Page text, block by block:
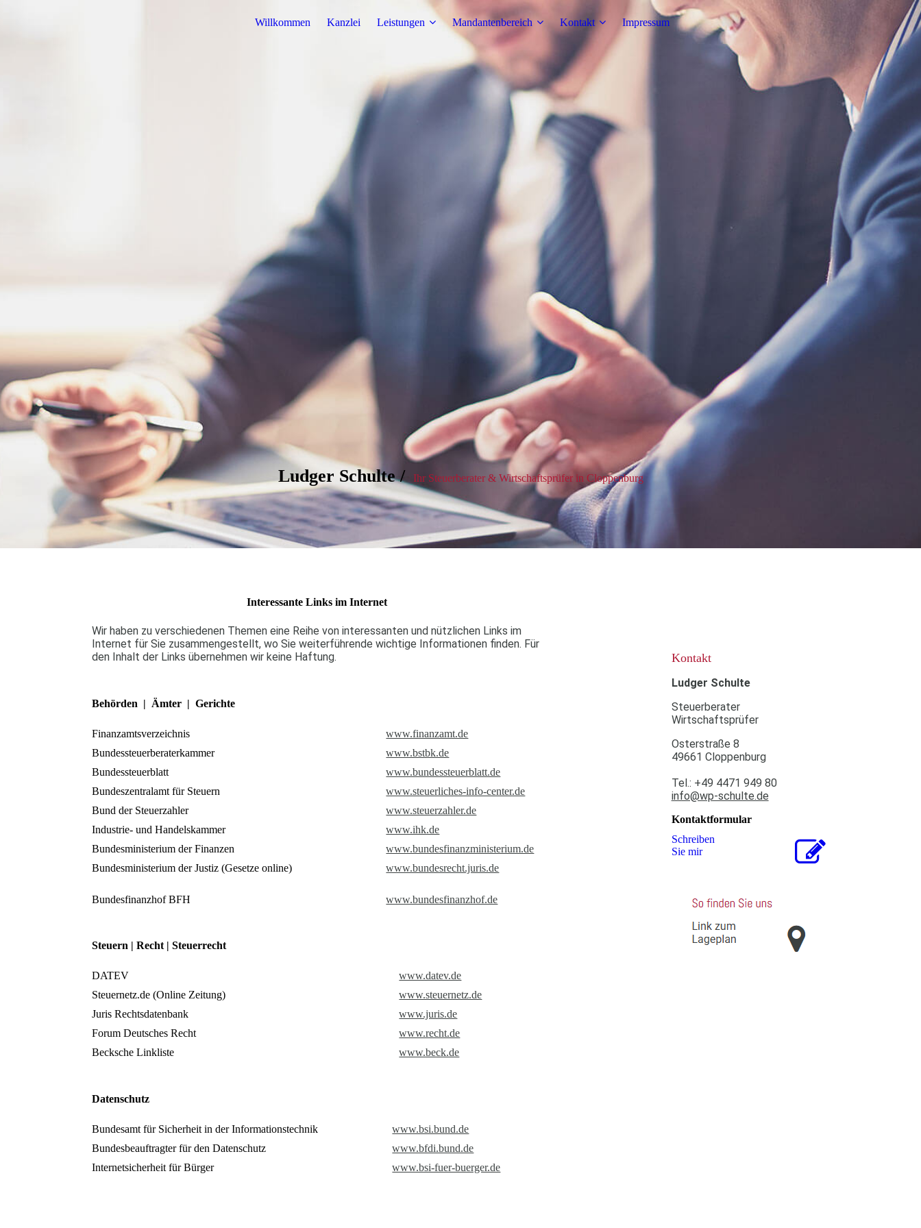
Willkommen Kanzlei Leistungen Mandantenbereich Kontakt Impressum
Ludger Schulte / Ihr Steuerberater & Wirtschaftsprüfer in Cloppenburg
Interessante Links im Internet
Wir haben zu verschiedenen Themen eine Reihe von interessanten und nützlichen Links im
Internet für Sie zusammengestellt, wo Sie weiterführende wichtige Informationen finden. Für
den Inhalt der Links übernehmen wir keine Haftung.
Behörden | Ämter | Gerichte
Finanzamtsverzeichnis
www.finanzamt.de
Bundessteuerberaterkammer
www.bstbk.de
Bundessteuerblatt
www.bundessteuerblatt.de
Bundeszentralamt für Steuern
www.steuerliches-info-center.de
Bund der Steuerzahler
www.steuerzahler.de
Industrie- und Handelskammer
www.ihk.de
Bundesministerium der Finanzen
www.bundesfinanzministerium.de
Bundesministerium der Justiz (Gesetze online)
www.bundesrecht.juris.de
Bundesfinanzhof BFH www.bundesfinanzhof.de
Steuern | Recht | Steuerrecht
DATEV
www.datev.de
Steuernetz.de (Online Zeitung)
www.steuernetz.de
Juris Rechtsdatenbank
www.juris.de
Forum Deutsches Recht
www.recht.de
Becksche Linkliste
www.beck.de
Datenschutz
Bundesamt für Sicherheit in der Informationstechnik
www.bsi.bund.de
Bundesbeauftragter für den Datenschutz
www.bfdi.bund.de
Internetsicherheit für Bürger
www.bsi-fuer-buerger.de
Kontakt
Ludger Schulte
Steuerberater
Wirtschaftsprüfer
Osterstraße 8
49661 Cloppenburg
Tel.: +49 4471 949 80
info@wp-schulte.de
Kontaktformular
Schreiben
Sie mir